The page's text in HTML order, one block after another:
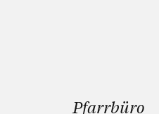
Pfarrbüro